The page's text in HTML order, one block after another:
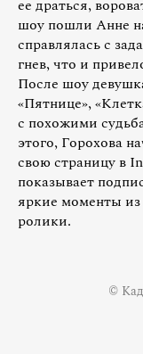
ее драться,
шоу пошли Анне
справлялась с
гнев, что и
После шоу
«Пятнице»,
с похожими
этого, Горохова
свою страницу в
показывает
яркие моменты из
ролики.
©